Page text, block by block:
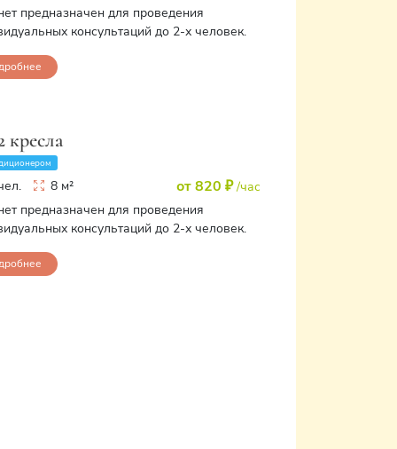
предназначен для проведения
консультаций до 2-х человек.
кресла
8 м² от 820 ₽/час
предназначен для проведения
консультаций до 2-х человек.